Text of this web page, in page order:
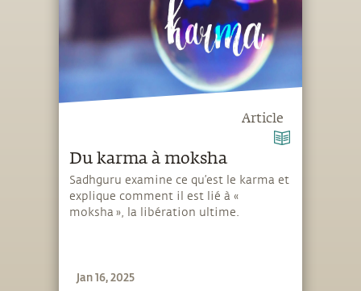
Article
Du karma à moksha
Sadhguru examine ce qu’est le karma et
explique comment il est lié à «
moksha », la libération ultime.
Jan 16, 2025